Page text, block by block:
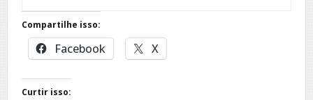
Compartilhe isso:
Facebook X
Curtir isso: